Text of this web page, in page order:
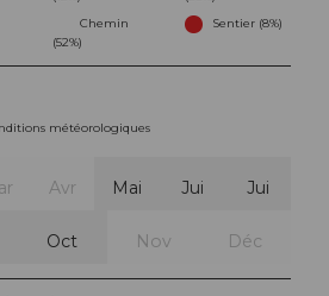
Chemin
(52%)
Sentier (8%)
météorologiques
Avr Mai Jui Jui
Oct Nov Déc